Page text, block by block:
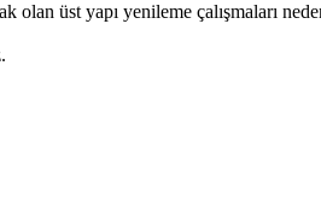
üst yapı yenileme çalışmaları